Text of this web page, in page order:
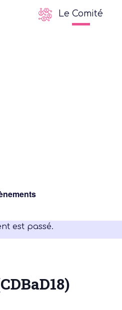
Le Comité
est passé.